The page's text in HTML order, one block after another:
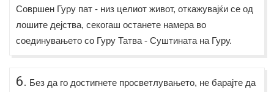
Совршен Гуру пат - низ целиот живот, откажувајќи се од
лошите дејства, секогаш останете намера во
соединувањето со Гуру Татва - Суштината на Гуру.
6. Без да го достигнете просветлувањето, не барајте да